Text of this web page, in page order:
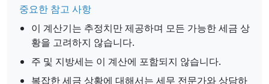
중요한 참고 사항
이 계산기는 추정치만 제공하며 모든 가능한 세금 상
황을 고려하지 않습니다.
주 및 지방세는 이 계산에 포함되지 않습니다.
복잡한 세금 상황에 대해서는 세무 전문가와 상담하